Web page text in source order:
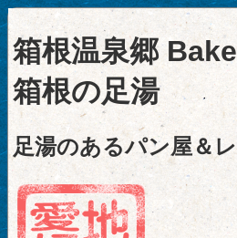
箱根温泉郷
箱根の足湯
足湯のあるパン屋＆